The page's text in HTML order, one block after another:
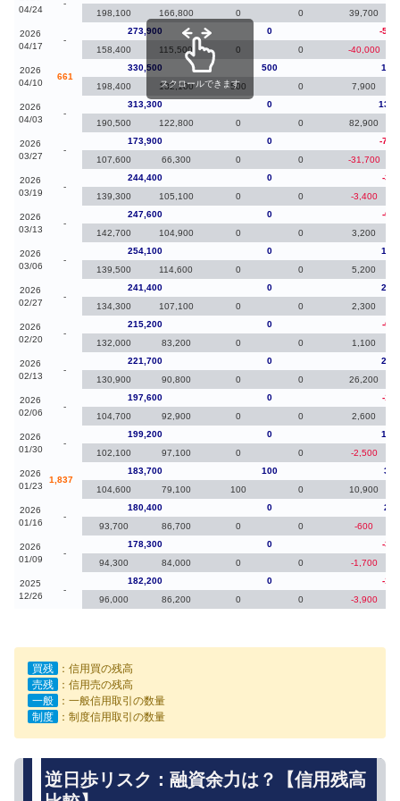
04/24
-
198,100
166,800 0 0 39,700
2026
04/17
-
273,900 0
-
158,400
115,500 0 0 -40,000
2026
04/10
661
330,500 500
198,400
132,100 500 0 7,900
2026
04/03
-
313,300 0
190,500
122,800 0 0 82,900
2026
03/27
-
173,900 0
-
107,600
66,300 0 0 -31,700
2026
03/19
-
244,400 0
-
139,300
105,100 0 0 -3,400
2026
03/13
-
247,600 0
-
142,700
104,900 0 0 3,200
2026
03/06
-
254,100 0
139,500
114,600 0 0 5,200
2026
02/27
-
241,400 0
134,300
107,100 0 0 2,300
2026
02/20
-
215,200 0
-
132,000
83,200 0 0 1,100
2026
02/13
-
221,700 0
130,900
90,800 0 0 26,200
2026
02/06
-
197,600 0
-
104,700
92,900 0 0 2,600
2026
01/30
-
199,200 0
102,100
97,100 0 0 -2,500
2026
01/23
1,837
183,700 100
104,600
79,100 100 0 10,900
2026
01/16
-
180,400 0
93,700
86,700 0 0 -600
2026
01/09
-
178,300 0
-
94,300
84,000 0 0 -1,700
2025
12/26
-
182,200 0
-
96,000
86,200 0 0 -3,900
スクロールできます
買残
：信用買の残高
売残
：信用売の残高
一般
：一般信用取引の数量
制度
：制度信用取引の数量
逆日歩リスク：融資余力は？【信用残高